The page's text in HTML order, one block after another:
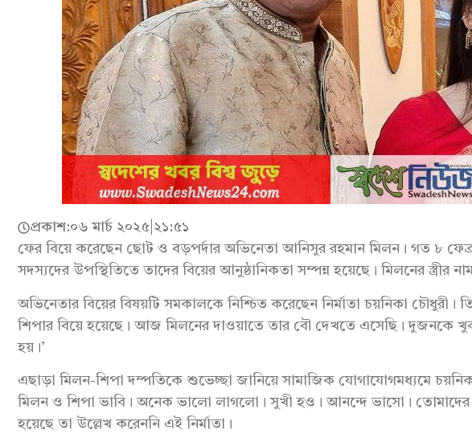
প্রকাশ:০৬ মার্চ ২০২৫ ২১:৫১
ফের বিয়ে করেছেন ছোট ও বড়পর্দার অভিনেতা আনিসুর রহমান মিলন। গত ৮
সদস্যদের উপস্থিতিতে তাদের বিয়ের আনুষ্ঠানিকতা সম্পন্ন হয়েছে। মিলনের স্ত্রীর
অভিনেতার বিয়ের বিষয়টি সমকালকে নিশ্চিত করেছেন নির্মাতা চয়নিকা চৌধুরী।
শিপার বিয়ে হয়েছে। আজ মিলনের দাওয়াতে তার বৌ দেখতে এসেছি। দুজনকে
হয়।’
এছাড়া মিলন-শিপা দম্পতিকে শুভেচ্ছা জানিয়ে সামাজিক যোগাযোগমধ্যমে
মিলন ও শিপা ভাবি। অনেক ভালো লাগলো। সুখী হও। আনন্দে ভাসো। তোমাদের
হয়েছে তা উল্লেখ করেননি এই নির্মাতা।